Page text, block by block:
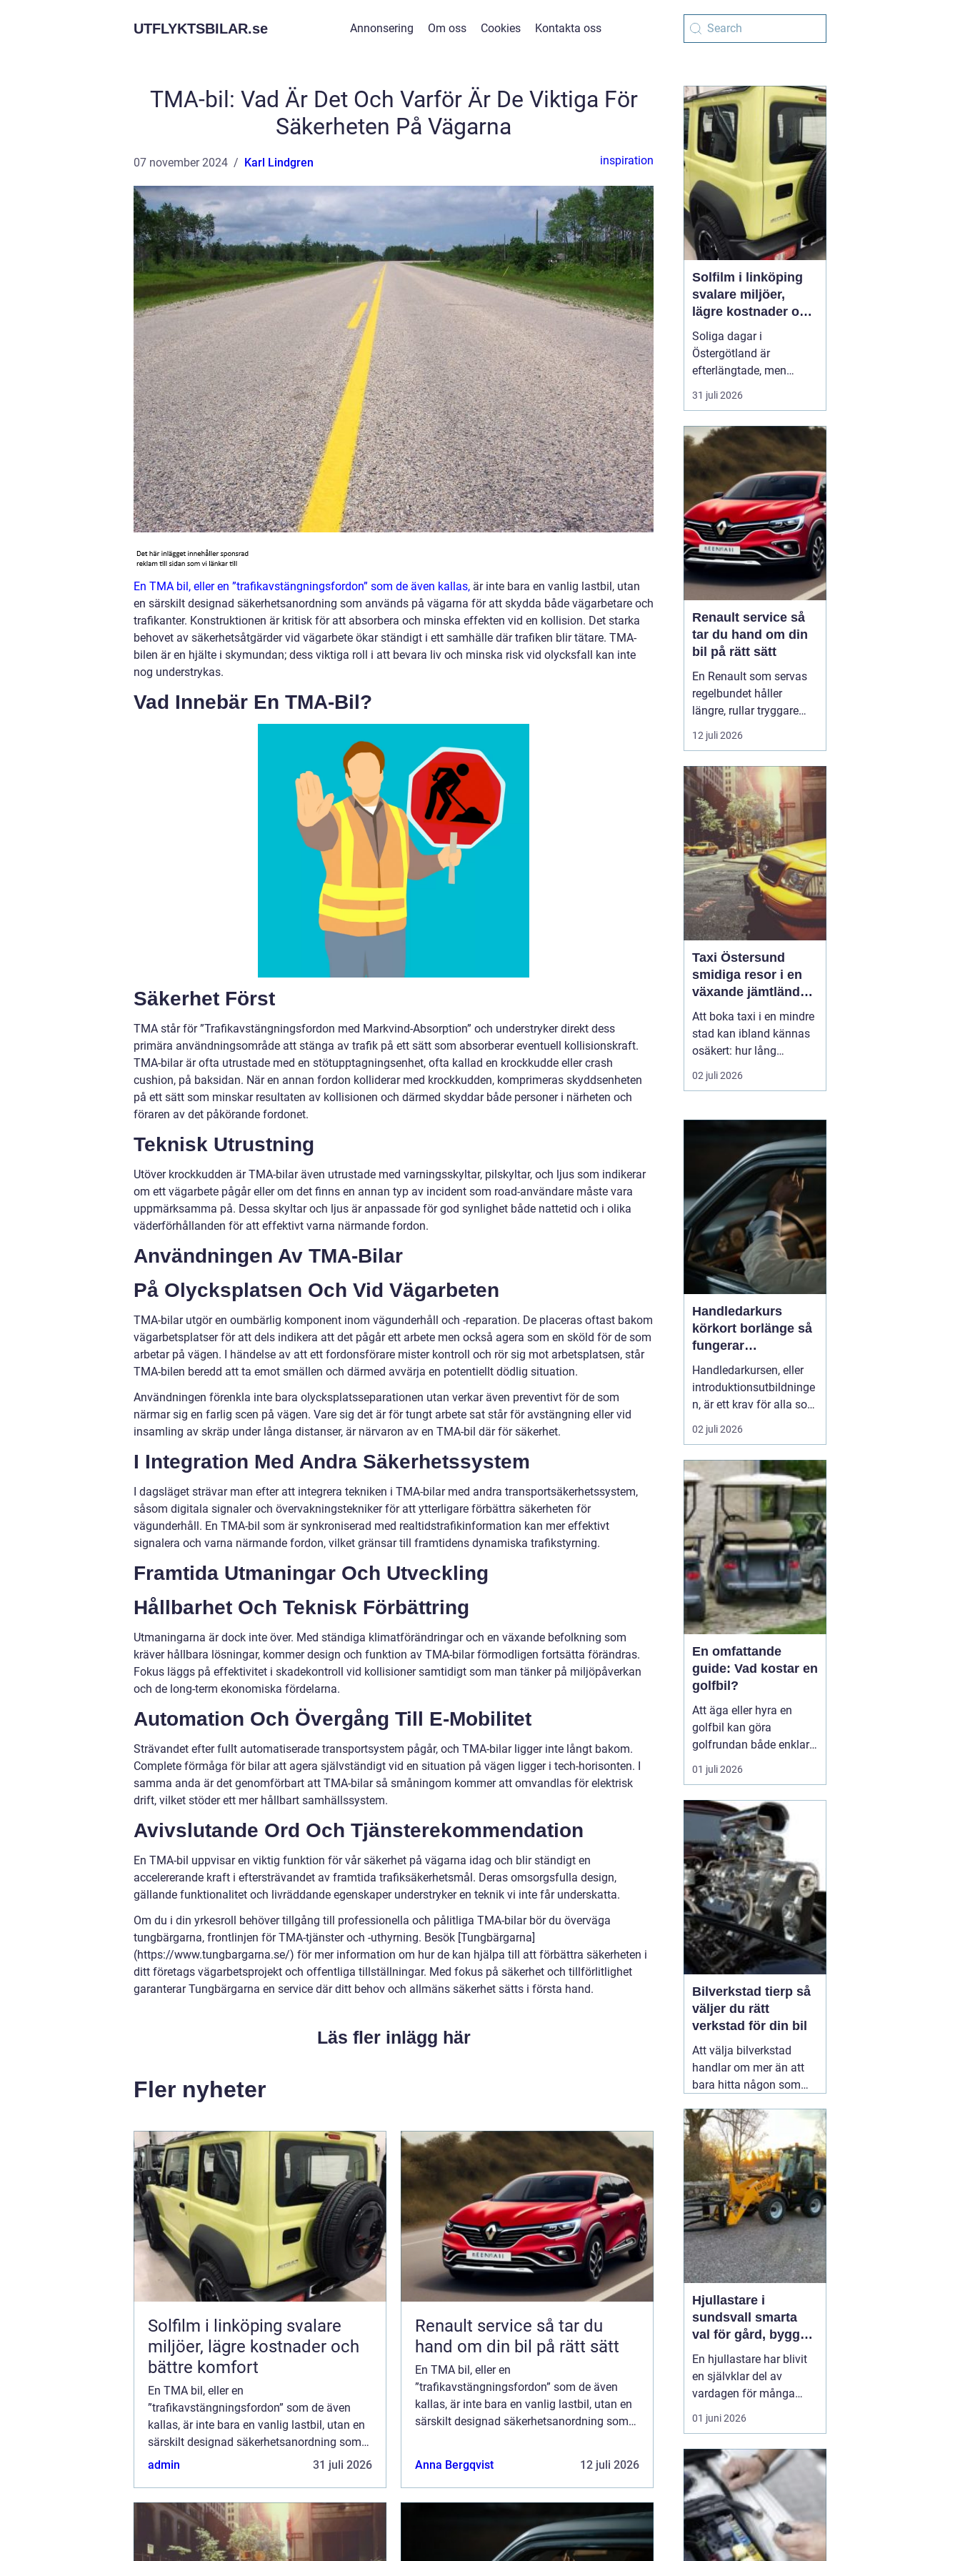
UTFLYKTSBILAR.se Annonsering Om oss Cookies Kontakta oss
TMA-bil: Vad Är Det Och Varför Är De Viktiga För
Säkerheten På Vägarna
07 november 2024 Karl Lindgren inspiration
En TMA bil, eller en ”trafikavstängningsfordon” som de även kallas, är inte bara en vanlig lastbil, utan
en särskilt designad säkerhetsanordning som används på vägarna för att skydda både vägarbetare och
trafikanter. Konstruktionen är kritisk för att absorbera och minska effekten vid en kollision. Det starka
behovet av säkerhetsåtgärder vid vägarbete ökar ständigt i ett samhälle där trafiken blir tätare. TMA-
bilen är en hjälte i skymundan; dess viktiga roll i att bevara liv och minska risk vid olycksfall kan inte
nog understrykas.
Vad Innebär En TMA-Bil?
Säkerhet Först
TMA står för ”Trafikavstängningsfordon med Markvind-Absorption” och understryker direkt dess
primära användningsområde att stänga av trafik på ett sätt som absorberar eventuell kollisionskraft.
TMA-bilar är ofta utrustade med en stötupptagningsenhet, ofta kallad en krockkudde eller crash
cushion, på baksidan. När en annan fordon kolliderar med krockkudden, komprimeras skyddsenheten
på ett sätt som minskar resultaten av kollisionen och därmed skyddar både personer i närheten och
föraren av det påkörande fordonet.
Teknisk Utrustning
Utöver krockkudden är TMA-bilar även utrustade med varningsskyltar, pilskyltar, och ljus som indikerar
om ett vägarbete pågår eller om det finns en annan typ av incident som road-användare måste vara
uppmärksamma på. Dessa skyltar och ljus är anpassade för god synlighet både nattetid och i olika
väderförhållanden för att effektivt varna närmande fordon.
Användningen Av TMA-Bilar
På Olycksplatsen Och Vid Vägarbeten
TMA-bilar utgör en oumbärlig komponent inom vägunderhåll och -reparation. De placeras oftast bakom
vägarbetsplatser för att dels indikera att det pågår ett arbete men också agera som en sköld för de som
arbetar på vägen. I händelse av att ett fordonsförare mister kontroll och rör sig mot arbetsplatsen, står
TMA-bilen beredd att ta emot smällen och därmed avvärja en potentiellt dödlig situation.
Användningen förenkla inte bara olycksplatsseparationen utan verkar även preventivt för de som
närmar sig en farlig scen på vägen. Vare sig det är för tungt arbete sat står för avstängning eller vid
insamling av skräp under långa distanser, är närvaron av en TMA-bil där för säkerhet.
I Integration Med Andra Säkerhetssystem
I dagsläget strävar man efter att integrera tekniken i TMA-bilar med andra transportsäkerhetssystem,
såsom digitala signaler och övervakningstekniker för att ytterligare förbättra säkerheten för
vägunderhåll. En TMA-bil som är synkroniserad med realtidstrafikinformation kan mer effektivt
signalera och varna närmande fordon, vilket gränsar till framtidens dynamiska trafikstyrning.
Framtida Utmaningar Och Utveckling
Hållbarhet Och Teknisk Förbättring
Utmaningarna är dock inte över. Med ständiga klimatförändringar och en växande befolkning som
kräver hållbara lösningar, kommer design och funktion av TMA-bilar förmodligen fortsätta förändras.
Fokus läggs på effektivitet i skadekontroll vid kollisioner samtidigt som man tänker på miljöpåverkan
och de long-term ekonomiska fördelarna.
Automation Och Övergång Till E-Mobilitet
Strävandet efter fullt automatiserade transportsystem pågår, och TMA-bilar ligger inte långt bakom.
Complete förmåga för bilar att agera självständigt vid en situation på vägen ligger i tech-horisonten. I
samma anda är det genomförbart att TMA-bilar så småningom kommer att omvandlas för elektrisk
drift, vilket stöder ett mer hållbart samhällssystem.
Avivslutande Ord Och Tjänsterekommendation
En TMA-bil uppvisar en viktig funktion för vår säkerhet på vägarna idag och blir ständigt en
accelererande kraft i eftersträvandet av framtida trafiksäkerhetsmål. Deras omsorgsfulla design,
gällande funktionalitet och livräddande egenskaper understryker en teknik vi inte får underskatta.
Om du i din yrkesroll behöver tillgång till professionella och pålitliga TMA-bilar bör du överväga
tungbärgarna, frontlinjen för TMA-tjänster och -uthyrning. Besök [Tungbärgarna]
(https://www.tungbargarna.se/) för mer information om hur de kan hjälpa till att förbättra säkerheten i
ditt företags vägarbetsprojekt och offentliga tillställningar. Med fokus på säkerhet och tillförlitlighet
garanterar Tungbärgarna en service där ditt behov och allmäns säkerhet sätts i första hand.
Läs fler inlägg här
Fler nyheter
Solfilm i linköping svalare
miljöer, lägre kostnader och
bättre komfort
En TMA bil, eller en
”trafikavstängningsfordon” som de även
kallas, är inte bara en vanlig lastbil, utan en
särskilt designad säkerhetsanordning som
används på vägarna för att skydda båd...
admin 31 juli 2026
Renault service så tar du
hand om din bil på rätt sätt
En TMA bil, eller en
”trafikavstängningsfordon” som de även
kallas, är inte bara en vanlig lastbil, utan en
särskilt designad säkerhetsanordning som
Anna Bergqvist
12 juli 2026
Solfilm i linköping
svalare miljöer,
lägre kostnader och
bättre komfort
Soliga dagar i
Östergötland är
efterlängtade, men
många i Linköping
märker snabbt hur
bostad eller på kontoret.
Stora glaspartier,
pendling på E4:an och
öppna kontorslandskap
gör att solen både
bländar, värmer och
sliter på in...
31 juli 2026
Renault service så
tar du hand om din
bil på rätt sätt
En Renault som servas
regelbundet håller
längre, rullar tryggare
och blir billigare att äga
över tid. Många bilägare
mellan
verkstadsbesöken, ofta
för att de ser service
som en ren kostnad. I
praktiken fungerar
service mer som e...
12 juli 2026
Taxi Östersund
smidiga resor i en
växande jämtländsk
stad
Att boka taxi i en mindre
stad kan ibland kännas
osäkert: hur lång
väntetid blir det, vad
kostar resan och går det
kommer i tid? I
taximarknaden
utvecklats snabbt de
senaste åren, med nya
aktörer, modernare bilar
o...
02 juli 2026
Handledarkurs
körkort borlänge så
fungerar
introduktionsutbildn
ingen
Handledarkursen, eller
introduktionsutbildninge
n, är ett krav för alla som
vill övningsköra privat
med personbil. För
Borlänge är kursen
första mötet med
körkortsutbildningen.
Rätt utbildning ger både
tryggare övningskörning,
...
02 juli 2026
En omfattande
guide: Vad kostar en
golfbil?
Att äga eller hyra en
golfbil kan göra
golfrundan både enklare
och mer njutbar. Priset
på en golfbil varierar
modell, drivtyp,
utrustning och om bilen
är ny eller begagnad. För
den som vill i...
01 juli 2026
Bilverkstad tierp så
väljer du rätt
verkstad för din bil
Att välja bilverkstad
handlar om mer än att
bara hitta någon som
bromsar. För många är
bilen avgörande i
vardagen för jobb,
hämtningar, resor och
trygghet. En genomtänkt
service hos01 juni 2026
Hjullastare i
sundsvall smarta
val för gård, bygg
och entreprenad
En hjullastare har blivit
en självklar del av
vardagen för många
lantbrukare,
entreprenörer och
Sundsvall. Maskinen
ersätter flera andra
redskap, sparar tid och
minskar den fysiska
belastningen. När
behoven handlar om
01 juni 2026